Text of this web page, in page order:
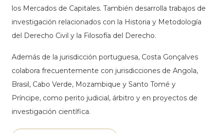
los Mercados de Capitales. También desarrolla trabajos de
investigación relacionados con la Historia y Metodología
del Derecho Civil y la Filosofía del Derecho.
Además de la jurisdicción portuguesa, Costa Gonçalves
colabora frecuentemente con jurisdicciones de Angola,
Brasil, Cabo Verde, Mozambique y Santo Tomé y
Príncipe, como perito judicial, árbitro y en proyectos de
investigación científica.